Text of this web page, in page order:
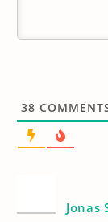
38
Jonas